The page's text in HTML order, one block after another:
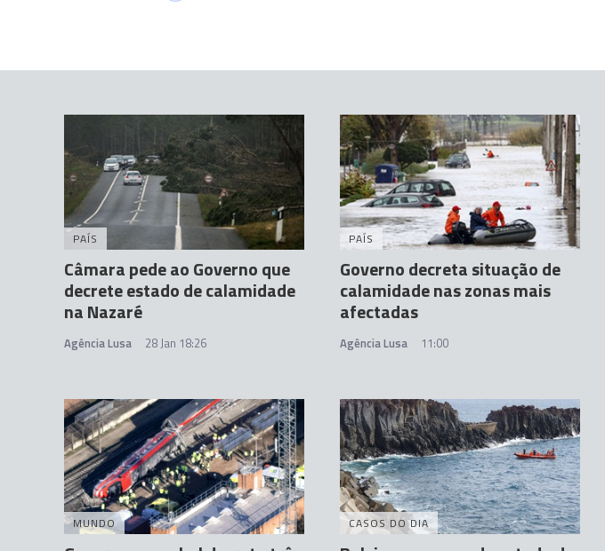
PAÍS
Câmara pede ao Governo que
decrete estado de calamidade
na Nazaré
Agência Lusa 28 Jan 18:26
PAÍS
Governo decreta situação de
calamidade nas zonas mais
afectadas
Agência Lusa 11:00
MUNDO CASOS DO DIA